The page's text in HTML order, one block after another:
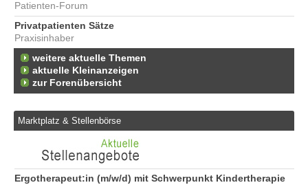
Patienten-Forum
Privatpatienten Sätze
Praxisinhaber
weitere aktuelle Themen
aktuelle Kleinanzeigen
zur Forenübersicht
Marktplatz & Stellenbörse
Ergotherapeut:in (m/w/d) mit Schwerpunkt Kindertherapie